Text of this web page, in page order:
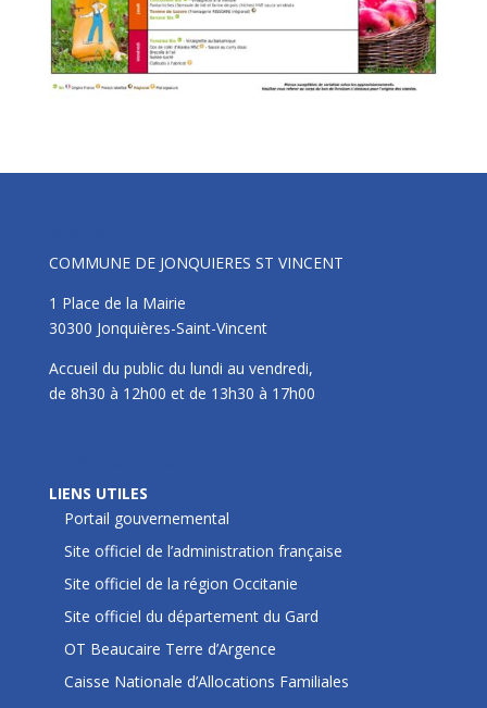
COMMUNE DE JONQUIERES ST VINCENT
1 Place de la Mairie
30300 Jonquières-Saint-Vincent
Accueil du public du lundi au vendredi,
de 8h30 à 12h00 et de 13h30 à 17h00
LIENS UTILES
Portail gouvernemental
Site officiel de l’administration française
Site officiel de la région Occitanie
Site officiel du département du Gard
OT Beaucaire Terre d’Argence
Caisse Nationale d’Allocations Familiales